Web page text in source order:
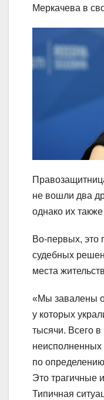
Меркачева в
не вошли два
однако их
Во-первых, это
судебных
места
«Мы завалены
у которых
тысячи. Всего
по
Это трагичные
Типичная